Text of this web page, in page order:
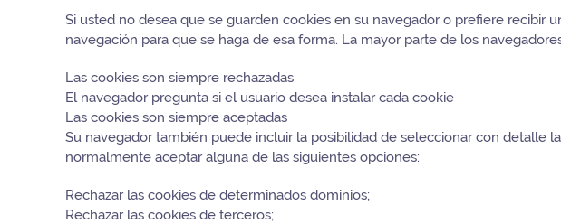
Si usted no desea que se guarden cookies en su navegador o prefiere recibir
navegación para que se haga de esa forma. La mayor parte de los
Las cookies son siempre rechazadas
El navegador pregunta si el usuario desea instalar cada cookie
Las cookies son siempre aceptadas
Su navegador también puede incluir la posibilidad de seleccionar con detalle
normalmente aceptar alguna de las siguientes opciones:
Rechazar las cookies de determinados dominios;
Rechazar las cookies de terceros;